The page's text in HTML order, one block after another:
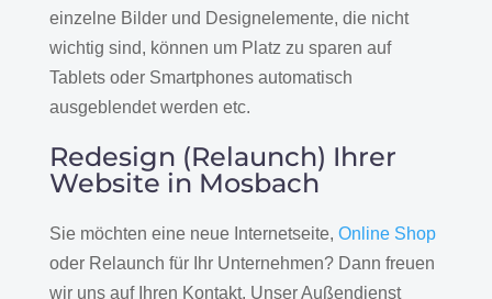
einzelne Bilder und Designelemente, die nicht
wichtig sind, können um Platz zu sparen auf
Tablets oder Smartphones automatisch
ausgeblendet werden etc.
Redesign (Relaunch) Ihrer
Website in Mosbach
Sie möchten eine neue Internetseite, Online Shop
oder Relaunch für Ihr Unternehmen? Dann freuen
wir uns auf Ihren Kontakt. Unser Außendienst